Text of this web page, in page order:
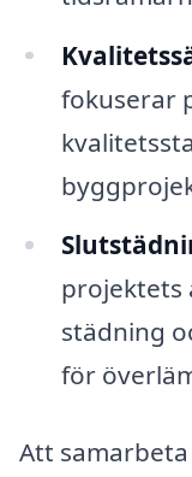
fokuserar
projektets
städning
för
Att